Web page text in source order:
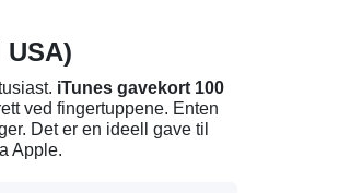
iTunes gavekort 100
ved fingertuppene. Enten
Det er en ideell gave til
Apple.